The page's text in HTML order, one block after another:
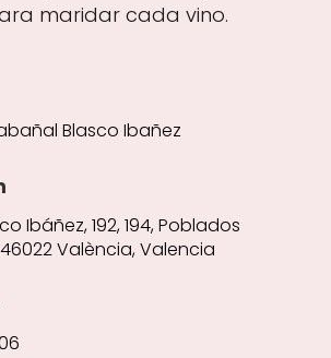
maridar cada vino.
Blasco Ibañez
Ibáñez, 192, 194, Poblados
València, Valencia